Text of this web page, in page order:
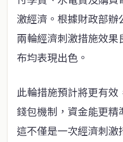
激經濟。根據財政部
兩輪經濟刺激措施效
布均表現出色。
此輪措施預計將更有
錢包機制，資金能更精
這不僅是一次經濟刺